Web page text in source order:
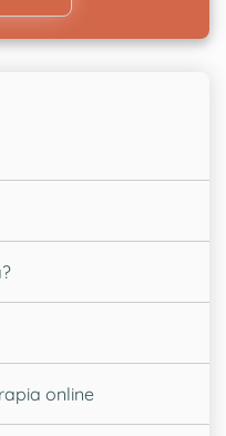
online